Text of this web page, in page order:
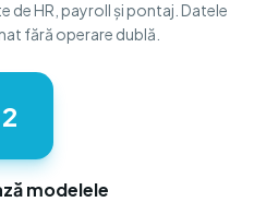
HR, payroll și pontaj. Datele
fără operare dublă.
2
modelele